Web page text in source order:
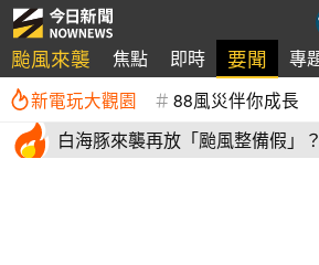
颱風來襲 焦點 即時 要聞 專
新電玩大觀園 88風災伴你成長
白海豚來襲再放「颱風整備假」